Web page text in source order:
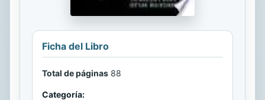
Ficha del Libro
Total de páginas 88
Categoría: